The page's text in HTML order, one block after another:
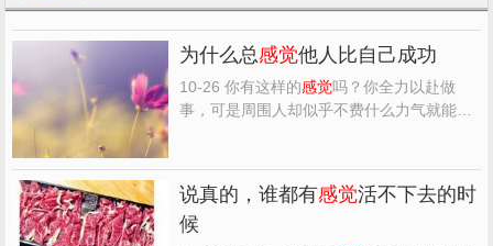
为什么总感觉他人比自己成功
10-26 你有这样的感觉吗？你全力以赴做
事，可是周围人却似乎不费什么力气就能成
我，我可以告诉你个中缘由。我从事娱乐
业，大概是世界上竞争最...
说真的，谁都有感觉活不下去的时
候